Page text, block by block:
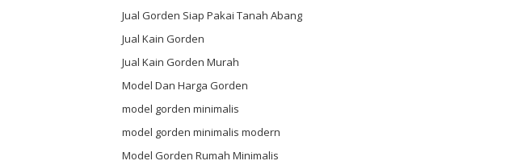
Jual Gorden Siap Pakai Tanah Abang
Jual Kain Gorden
Jual Kain Gorden Murah
Model Dan Harga Gorden
model gorden minimalis
model gorden minimalis modern
Model Gorden Rumah Minimalis